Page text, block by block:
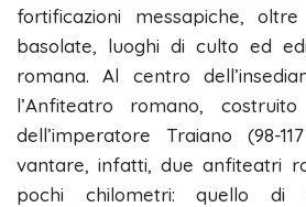
fortificazioni messapiche,
basolate, luoghi di culto ed
romana. Al centro
l’Anfiteatro romano,
dell’imperatore Traiano (98-
vantare, infatti, due anfiteatri
pochi chilometri: quello di